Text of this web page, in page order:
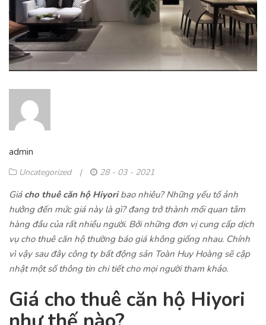
admin
Uncategorized | 28 - 03 - 2021
Giácho thuê căn hộ Hiyoribao nhiêu? Những yếu tố ảnh
hưởng đến mức giá này là gì? đang trở thành mối quan tâm
hàng đầu của rất nhiều người. Bởi những đơn vị cung cấp dịch
vụ cho thuê căn hộ thường báo giá không giống nhau. Chính
vì vậy sau đây công ty bất động sản Toàn Huy Hoàng sẽ cập
nhật một số thông tin chi tiết cho mọi người tham khảo.
Giá cho thuê căn hộ Hiyori